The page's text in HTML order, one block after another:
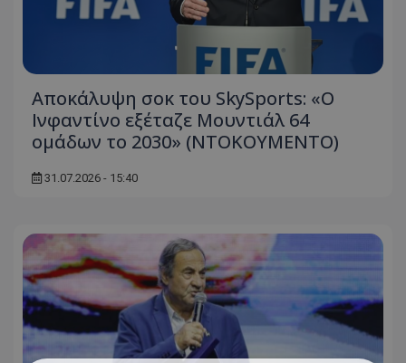
Αποκάλυψη σοκ του SkySports: «O
Ινφαντίνο εξέταζε Μουντιάλ 64
ομάδων το 2030» (ΝΤΟΚΟΥΜΕΝΤΟ)
31.07.2026 - 15:40